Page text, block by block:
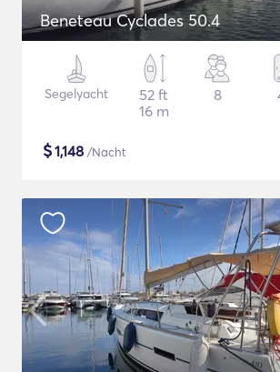
Beneteau Cyclades 50.4
Segelyacht
52 ft
16 m
8
$1,148 /Nacht